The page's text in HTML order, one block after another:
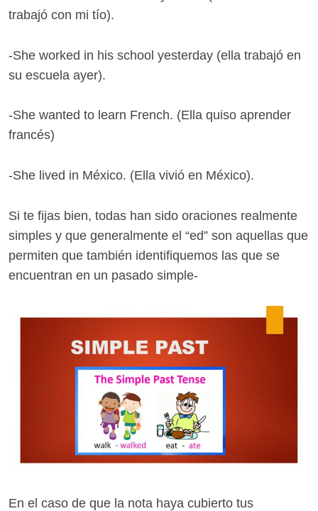
trabajó con mi tío).
-She worked in his school yesterday (ella trabajó en
su escuela ayer).
-She wanted to learn French. (Ella quiso aprender
francés)
-She lived in México. (Ella vivió en México).
Si te fijas bien, todas han sido oraciones realmente
simples y que generalmente el “ed” son aquellas que
permiten que también identifiquemos las que se
encuentran en un pasado simple-
En el caso de que la nota haya cubierto tus